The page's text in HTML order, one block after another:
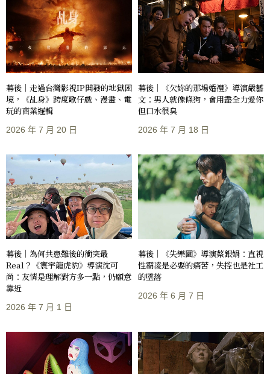
幕後｜走過台灣影視IP開發的地獄困
境，《乩身》跨度歌仔戲、漫畫、電
玩的商業邏輯
2026 年 7 月 20 日
幕後｜《欠妳的那場婚禮》導演嚴藝
文：男人就像條狗，會用盡全力愛你
但口水很臭
2026 年 7 月 18 日
幕後｜為何共患難後的衝突最
Real？《寰宇龍虎豹》導演沈可
尚：友情是理解對方多一點，仍願意
靠近
2026 年 7 月 1 日
幕後｜《失樂園》導演蔡銀娟：直視
性霸凌是必要的痛苦，失控也是社工
的墜落
2026 年 6 月 7 日